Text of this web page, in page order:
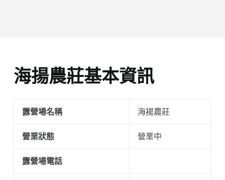
海揚農莊基本資訊
露營場名稱 海揚農莊
營業狀態 營業中
露營場電話